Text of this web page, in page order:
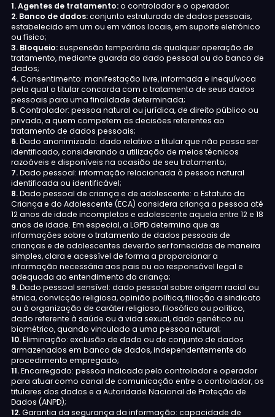
1.Agentes de tratamento:o controlador e o operador;
2. Banco de dados:conjunto estruturado de dados pessoais,
estabelecido em um ou em vários locais, em suporte eletrônico
ou físico;
3. Bloqueio:suspensão temporária de qualquer operação de
tratamento, mediante guarda do dado pessoal ou do banco de
dados;
4.Consentimento: manifestação livre, informada e inequívoca
pela qual o titular concorda com o tratamento de seus dados
pessoais para uma finalidade determinada;
5.Controlador: pessoa natural ou jurídica, de direito público ou
privado, a quem competem as decisões referentes ao
tratamento de dados pessoais;
6.Dado anonimizado: dado relativo a titular que não possa ser
identificado, considerando a utilização de meios técnicos
razoáveis e disponíveis na ocasião de seu tratamento;
7.Dado pessoal: informação relacionada à pessoa natural
identificada ou identificável;
8.Dado pessoal de criança e de adolescente: o Estatuto da
Criança e do Adolescente (ECA) considera criança a pessoa até
12 anos de idade incompletos e adolescente aquela entre 12 e 18
anos de idade. Em especial, a LGPD determina que as
informações sobre o tratamento de dados pessoais de
crianças e de adolescentes deverão ser fornecidas de maneira
simples, clara e acessível de forma a proporcionar a
informação necessária aos pais ou ao responsável legal e
adequada ao entendimento da criança;
9.Dado pessoal sensível: dado pessoal sobre origem racial ou
étnica, convicção religiosa, opinião política, filiação a sindicato
ou à organização de caráter religioso, filosófico ou político,
dado referente à saúde ou à vida sexual, dado genético ou
biométrico, quando vinculado a uma pessoa natural;
10.Eliminação: exclusão de dado ou de conjunto de dados
armazenados em banco de dados, independentemente do
procedimento empregado;
11.Encarregado: pessoa indicada pelo controlador e operador
para atuar como canal de comunicação entre o controlador, os
titulares dos dados e a Autoridade Nacional de Proteção de
Dados (ANPD);
12.Garantia da segurança da informação: capacidade de